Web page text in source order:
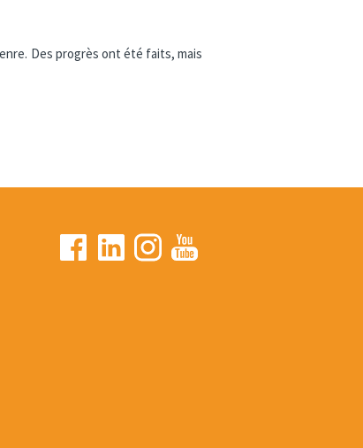
Des progrès ont été faits, mais